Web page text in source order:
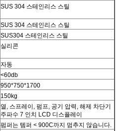
SUS 304 스테인리스 스틸
SUS 304 스테인리스 스틸
SUS304 스테인리스 스틸
실리콘
자동
<60db
950*750*1700
150kg
열, 스프레이, 펌프, 공기 압력, 해제 차단기
주파수 7 인치 LCD 디스플레이
펌퍼는 템퍼 < 900C까지 멈추지 않습니다.